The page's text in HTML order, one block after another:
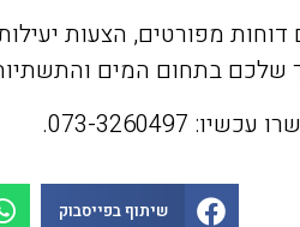
מפורטים, הצעות
שלכם בתחום המים
3260497.
שיתוף בפייסבוק